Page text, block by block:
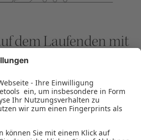
dem Laufenden mit
der SIKB